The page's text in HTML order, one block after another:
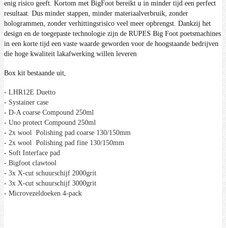
enig risico geeft. Kortom met BigFoot bereikt u in minder tijd een perfect
resultaat. Dus minder stappen, minder materiaalverbruik, zonder
hologrammen, zonder verhittingsrisico veel meer opbrengst. Dankzij het
design en de toegepaste technologie zijn de RUPES Big Foot poetsmachines
in een korte tijd een vaste waarde geworden voor de hoogstaande bedrijven
die hoge kwaliteit lakafwerking willen leveren
Box kit bestaande uit,
- LHR12E Duetto
- Systainer case
- D-A coarse Compound 250ml
- Uno protect Compound 250ml
- 2x wool Polishing pad coarse 130/150mm
- 2x wool Polishing pad fine 130/150mm
- Soft Interface pad
- Bigfoot clawtool
- 3x X-cut schuurschijf 2000grit
- 3x X-cut schuurschijf 3000grit
- Microvezeldoeken 4-pack